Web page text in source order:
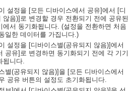
설정을 [모든 디바이스에서 공유]에서 [디
않음)]로 변경할 경우 전환되기 전에 공유된
에서 동기화됩니다. (설정을 전환하면 처음
일한 데이터를 가집니다.)
설정을 [디바이스별(공유되지 않음)]에서
공유]로 변경하면 동기화되기 전에 각 기기
됩니다.
별(공유되지 않음)]을 [모든 디바이스에서
공유 버튼의 설정도 초기화됩니다.